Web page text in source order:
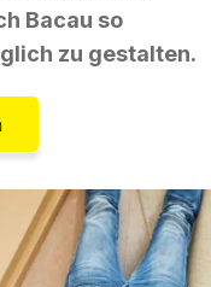
Bacau so
zu gestalten.